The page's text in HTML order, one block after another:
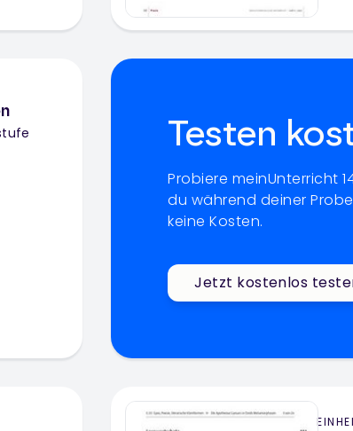
Testen
Probiere meinUnterricht
du während deiner
keine Kosten.
Jetzt kostenlos